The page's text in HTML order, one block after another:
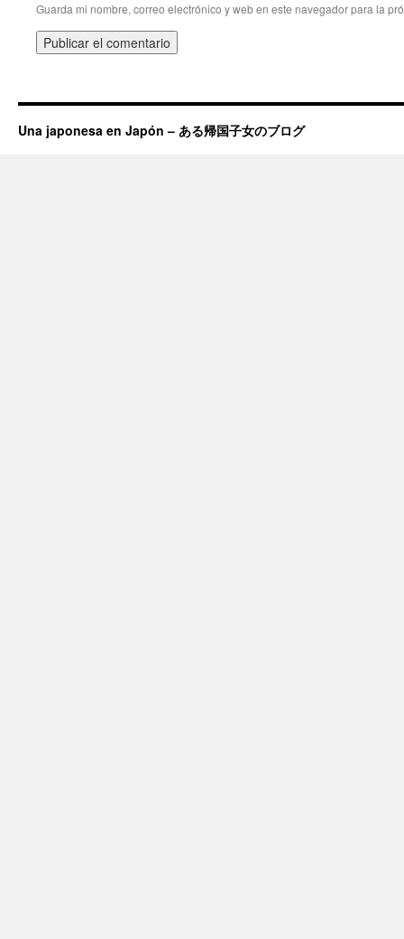
Guarda mi nombre, correo electrónico y web en este navegador para la
Una japonesa en Japón – ある帰国子女のブログ